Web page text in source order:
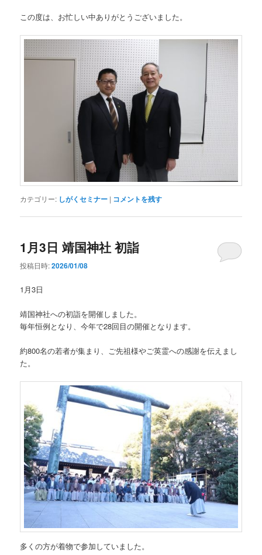
この度は、お忙しい中ありがとうございました。
カテゴリー: しがくセミナー | コメントを残す
1月3日 靖国神社 初詣
投稿日時:2026/01/08
1月3日
靖国神社への初詣を開催しました。
毎年恒例となり、今年で28回目の開催となります。
約800名の若者が集まり、ご先祖様やご英霊への感謝を伝えまし
た。
多くの方が着物で参加していました。